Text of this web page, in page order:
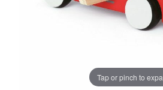
Tap or pinch to